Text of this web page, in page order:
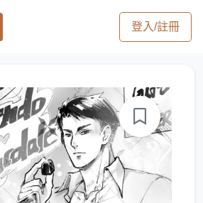
登入/註冊